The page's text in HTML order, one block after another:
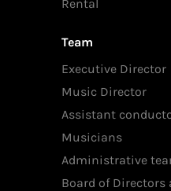
Rental
Team
Executive Director
Music Director
Assistant
Musicians
Administrative
Board of Directors